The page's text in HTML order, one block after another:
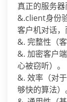
真正的服务器
&.client身份
客户机对话，
&. 完整性（
&. 加密客户
心被窃听）。
&. 效率（对
够快的算法）